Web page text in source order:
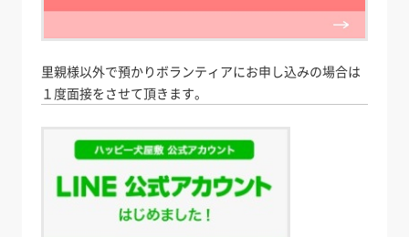
里親様以外で預かりボランティアにお申し込みの場合は
１度面接をさせて頂きます。